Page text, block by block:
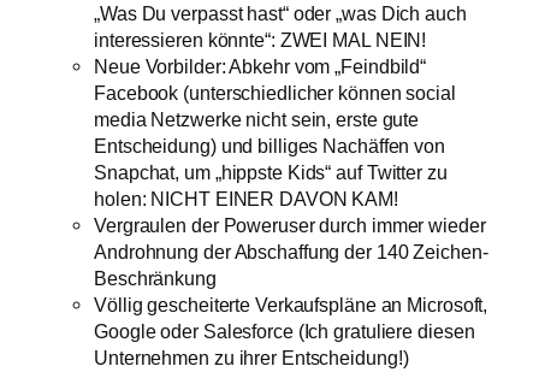
„Was Du verpasst hast“ oder „was Dich auch
interessieren könnte“: ZWEI MAL NEIN!
Neue Vorbilder: Abkehr vom „Feindbild“
Facebook (unterschiedlicher können social
media Netzwerke nicht sein, erste gute
Entscheidung) und billiges Nachäffen von
Snapchat, um „hippste Kids“ auf Twitter zu
holen: NICHT EINER DAVON KAM!
Vergraulen der Poweruser durch immer wieder
Androhnung der Abschaffung der 140 Zeichen-
Beschränkung
Völlig gescheiterte Verkaufspläne an Microsoft,
Google oder Salesforce (Ich gratuliere diesen
Unternehmen zu ihrer Entscheidung!)